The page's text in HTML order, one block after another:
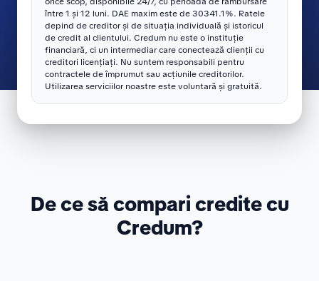
între 1 și 12 luni. DAE maxim este de 30341.1%. Ratele
depind de creditor și de situația individuală și istoricul
de credit al clientului. Credum nu este o instituție
financiară, ci un intermediar care conectează clienții cu
creditori licențiați. Nu suntem responsabili pentru
contractele de împrumut sau acțiunile creditorilor.
Utilizarea serviciilor noastre este voluntară și gratuită.
De ce să compari credite cu
Credum?